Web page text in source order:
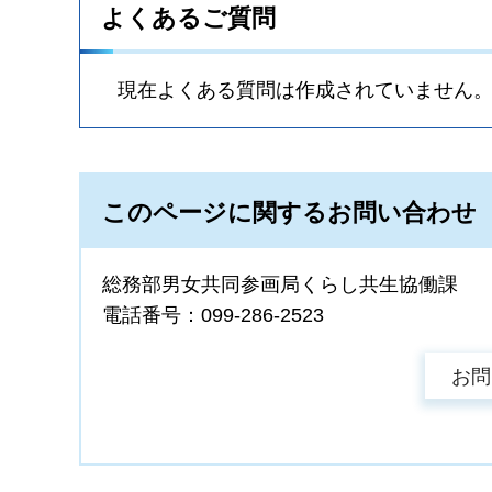
よくあるご質問
現在よくある質問は作成されていません。
このページに関するお問い合わせ
総務部男女共同参画局くらし共生協働課
電話番号：099-286-2523